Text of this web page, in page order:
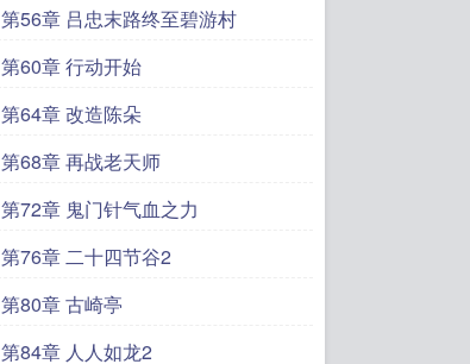
第56章 吕忠末路终至碧游村
第60章 行动开始
第64章 改造陈朵
第68章 再战老天师
第72章 鬼门针气血之力
第76章 二十四节谷2
第80章 古崎亭
第84章 人人如龙2